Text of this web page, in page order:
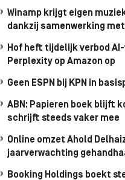
Winamp krijgt eigen
dankzij samenwerking
Hof heft tijdelijk verbod
Perplexity op Amazon op
Geen ESPN bij KPN in
ABN: Papieren boek blijft
schrijft steeds vaker mee
Online omzet Ahold
jaarverwachting
Booking Holdings boekt